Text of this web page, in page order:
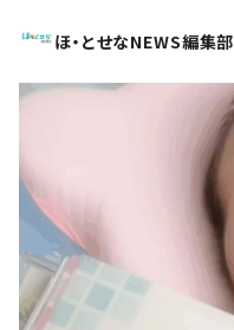
ほ・とせなNEWS編集部